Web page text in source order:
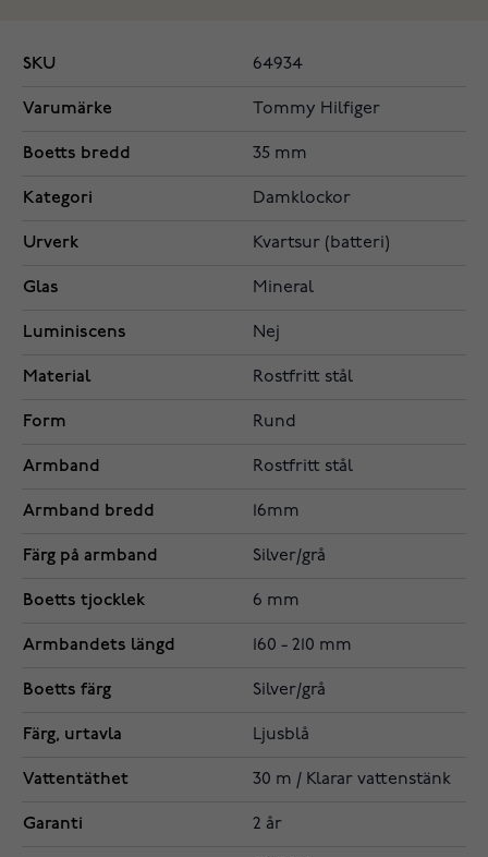
SKU 64934
Varumärke Tommy Hilfiger
Boetts bredd 35 mm
Kategori Damklockor
Urverk Kvartsur (batteri)
Glas Mineral
Luminiscens Nej
Material Rostfritt stål
Form Rund
Armband Rostfritt stål
Armband bredd 16mm
Färg på armband Silver/grå
Boetts tjocklek 6 mm
Armbandets längd 160 - 210 mm
Boetts färg Silver/grå
Färg, urtavla Ljusblå
Vattentäthet 30 m / Klarar vattenstänk
Garanti 2 år